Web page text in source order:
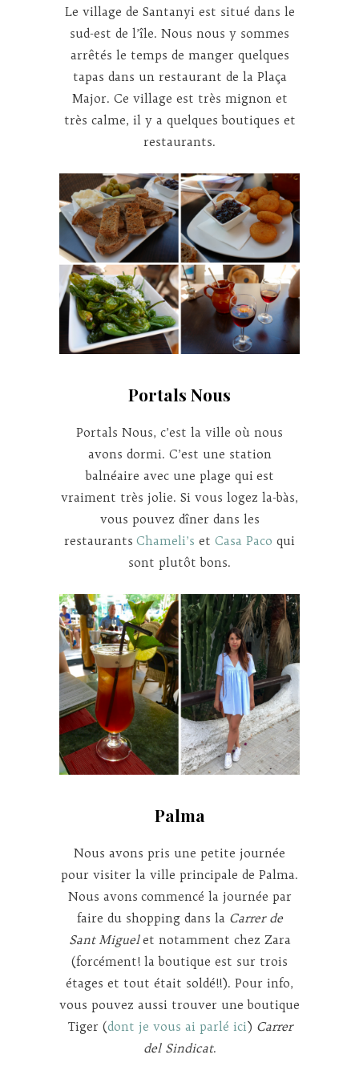
Le village de Santanyi est situé dans le
sud-est de l’île. Nous nous y sommes
arrêtés le temps de manger quelques
tapas dans un restaurant de la Plaça
Major. Ce village est très mignon et
très calme, il y a quelques boutiques et
restaurants.
Portals Nous
Portals Nous, c’est la ville où nous
avons dormi. C’est une station
balnéaire avec une plage qui est
vraiment très jolie. Si vous logez la-bàs,
vous pouvez dîner dans les
restaurants Chameli’s et Casa Paco qui
sont plutôt bons.
Palma
Nous avons pris une petite journée
pour visiter la ville principale de Palma.
Nous avons commencé la journée par
faire du shopping dans la Carrer de
Sant Miguelet notamment chez Zara
(forcément! la boutique est sur trois
étages et tout était soldé!!). Pour info,
vous pouvez aussi trouver une boutique
Tiger (dont je vous ai parlé ici) Carrer
del Sindicat.